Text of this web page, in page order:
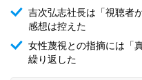
吉次弘志社長は「視聴者
感想は控えた
女性蔑視との指摘には「
繰り返した